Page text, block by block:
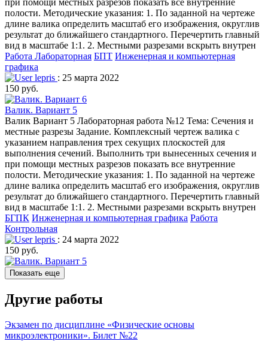
при помощи местных разрезов показать все внутренние
полости. Методические указания: 1. По заданной на чертеже
длине валика определить масштаб его изображения, округлив
результат до ближайшего стандартного. Перечертить главный
вид в масштабе 1:1. 2. Местными разрезами вскрыть внутрен
Работа Лабораторная БПТ Инженерная и компьютерная
графика
lepris : 25 марта 2022
150 руб.
Валик. Вариант 5
Валик Вариант 5 Лабораторная работа №12 Тема: Сечения и
местные разрезы Задание. Комплексный чертеж валика с
указанием направления трех секущих плоскостей для
выполнения сечений. Выполнить три вынесенных сечения и
при помощи местных разрезов показать все внутренние
полости. Методические указания: 1. По заданной на чертеже
длине валика определить масштаб его изображения, округлив
результат до ближайшего стандартного. Перечертить главный
вид в масштабе 1:1. 2. Местными разрезами вскрыть внутрен
БГПК Инженерная и компьютерная графика Работа
Контрольная
lepris : 24 марта 2022
150 руб.
Показать еще
Другие работы
Экзамен по дисциплине «Физические основы
микроэлектроники». Билет №22